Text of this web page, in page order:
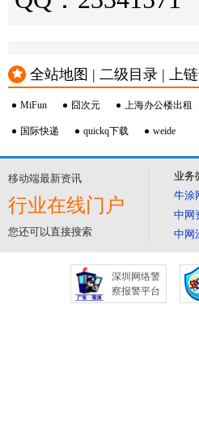
全站地图 | 二级目录 | 上
MiFun 囧次元 上海办公楼出租
国际快递 quickq下载 weide
移动端最新资讯
行业在线门户
您还可以直接搜索
业务
牛涂
中网
中网
深圳网络警
察报警平台